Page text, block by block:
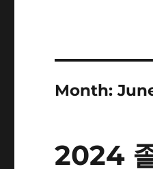
Month:
2024